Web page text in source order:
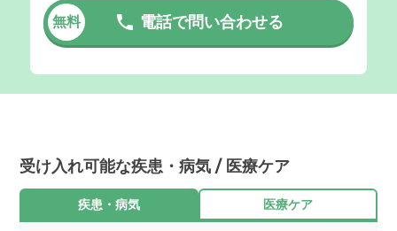
無料 電話で問い合わせる
受け入れ可能な疾患・病気 / 医療ケア
疾患・病気 医療ケア